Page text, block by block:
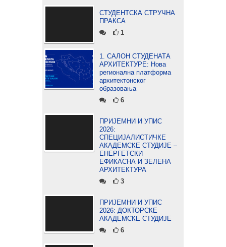
СТУДЕНТСКА СТРУЧНА
ПРАКСА
1
1. САЛОН СТУДЕНАТА
АРХИТЕКТУРЕ: Нова
регионална платформа
архитектонског
образовања
6
ПРИЈЕМНИ И УПИС
2026:
СПЕЦИЈАЛИСТИЧКЕ
АКАДЕМСКЕ СТУДИЈЕ –
ЕНЕРГЕТСКИ
ЕФИКАСНА И ЗЕЛЕНА
АРХИТЕКТУРА
3
ПРИЈЕМНИ И УПИС
2026: ДОКТОРСКЕ
АКАДЕМСКЕ СТУДИЈЕ
6